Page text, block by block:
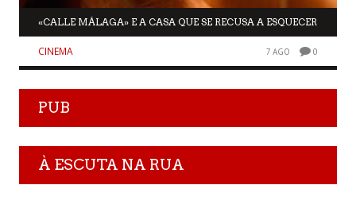
«CALLE MÁLAGA» E A CASA QUE SE RECUSA A ESQUECER
CINEMA 7 AGO 0
PUB
À ESCUTA NA RUA